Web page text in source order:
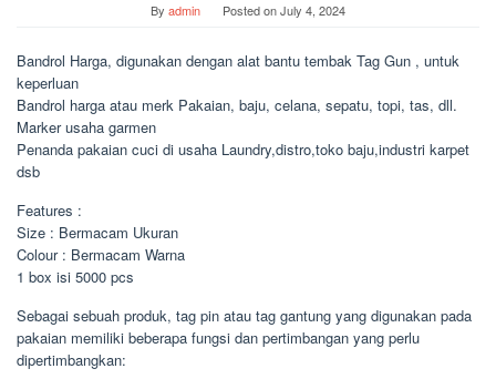
By admin Posted onJuly 4, 2024
Bandrol Harga, digunakan dengan alat bantu tembak Tag Gun , untuk
keperluan
Bandrol harga atau merk Pakaian, baju, celana, sepatu, topi, tas, dll.
Marker usaha garmen
Penanda pakaian cuci di usaha Laundry,distro,toko baju,industri karpet
dsb
Features :
Size : Bermacam Ukuran
Colour : Bermacam Warna
1 box isi 5000 pcs
Sebagai sebuah produk, tag pin atau tag gantung yang digunakan pada
pakaian memiliki beberapa fungsi dan pertimbangan yang perlu
dipertimbangkan: